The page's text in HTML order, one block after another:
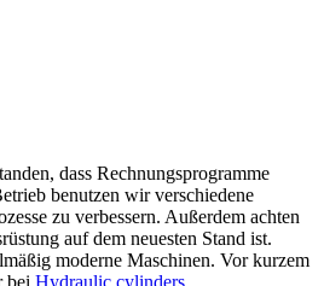
dass Rechnungsprogramme
benutzen wir verschiedene
zu verbessern. Außerdem achten
auf dem neuesten Stand ist.
moderne Maschinen. Vor kurzem